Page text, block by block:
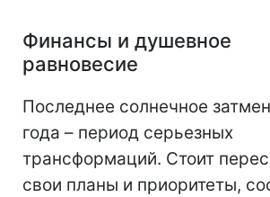
Финансы и душевное
равновесие
Последнее солнечное
года – период серьезных
трансформаций. Стоит
свои планы и приоритеты,